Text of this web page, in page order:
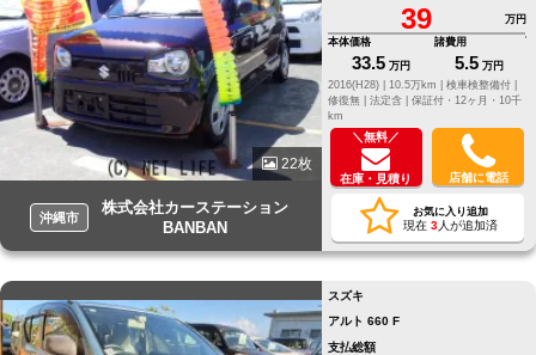
22枚
沖縄市
株式会社カーステーション
BANBAN
39
万円
本体価格
33.5 万円
諸費用
5.5 万円
2016(H28) |
10.5万km |
検車検整備付 |
修復無 | 法定含 | 保証付・12ヶ月・10千
km
＼無料／
在庫・見積り 店舗に電話
お気に入り追加
現在 3人が追加済
スズキ
アルト 660 F
支払総額